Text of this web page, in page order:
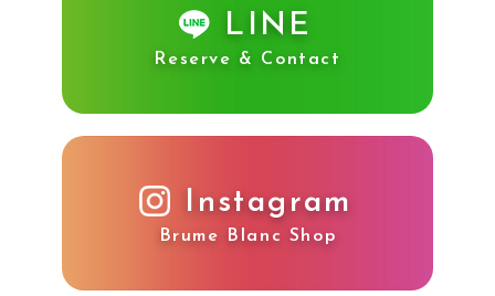
LINE
Reserve & Contact
Instagram
Brume Blanc Shop